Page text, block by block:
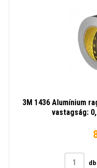
3M 1436 Alumínium
vastagság:
db